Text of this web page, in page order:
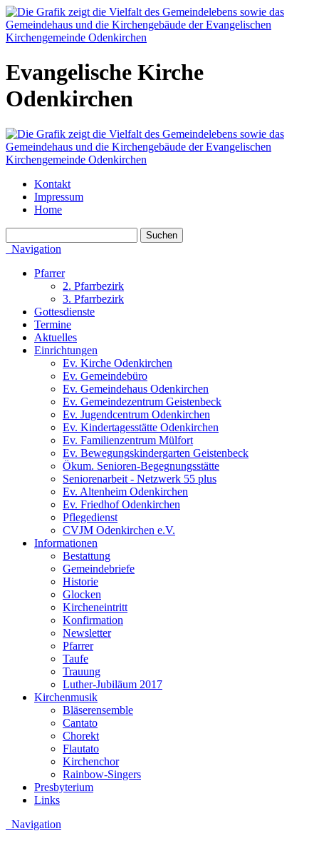
Evangelische Kirche
Odenkirchen
Kontakt
Impressum
Home
Navigation
Pfarrer
2. Pfarrbezirk
3. Pfarrbezirk
Gottesdienste
Termine
Aktuelles
Einrichtungen
Ev. Kirche Odenkirchen
Ev. Gemeindebüro
Ev. Gemeindehaus Odenkirchen
Ev. Gemeindezentrum Geistenbeck
Ev. Jugendcentrum Odenkirchen
Ev. Kindertagesstätte Odenkirchen
Ev. Familienzentrum Mülfort
Ev. Bewegungskindergarten Geistenbeck
Ökum. Senioren-Begegnungsstätte
Seniorenarbeit - Netzwerk 55 plus
Ev. Altenheim Odenkirchen
Ev. Friedhof Odenkirchen
Pflegedienst
CVJM Odenkirchen e.V.
Informationen
Bestattung
Gemeindebriefe
Historie
Glocken
Kircheneintritt
Konfirmation
Newsletter
Pfarrer
Taufe
Trauung
Luther-Jubiläum 2017
Kirchenmusik
Bläserensemble
Cantato
Chorekt
Flautato
Kirchenchor
Rainbow-Singers
Presbyterium
Links
Navigation